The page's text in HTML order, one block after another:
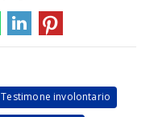
Testimone involontario